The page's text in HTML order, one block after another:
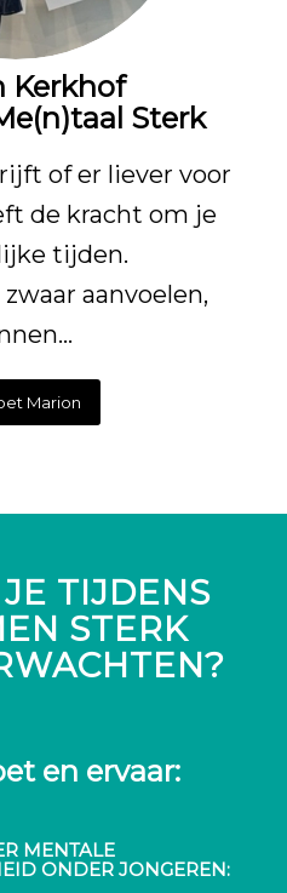
Kerkhof
Sterk
of er liever voor
de kracht om je
tijden.
aanvoelen,
Marion
TIJDENS
STERK
en ervaar:
MENTALE
ONDER JONGEREN: